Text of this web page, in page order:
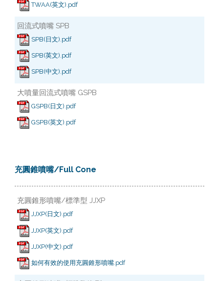
TWAA(英文).pdf
回流式噴嘴 SPB
SPB(日文).pdf
SPB(英文).pdf
SPB(中文).pdf
大噴量回流式噴嘴 GSPB
GSPB(日文).pdf
GSPB(英文).pdf
充圓錐噴嘴/Full Cone
充圓錐形噴嘴/標準型 JJXP
JJXP(日文).pdf
JJXP(英文).pdf
JJXP(中文).pdf
如何有效的使用充圓錐形噴嘴.pdf